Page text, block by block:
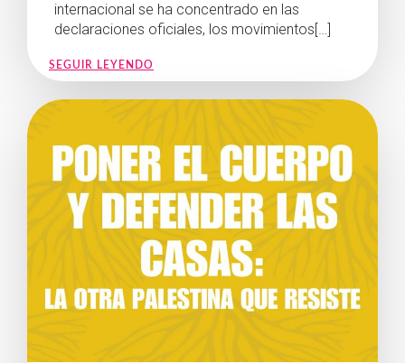
internacional se ha concentrado en las
declaraciones oficiales, los movimientos[…]
SEGUIR LEYENDO